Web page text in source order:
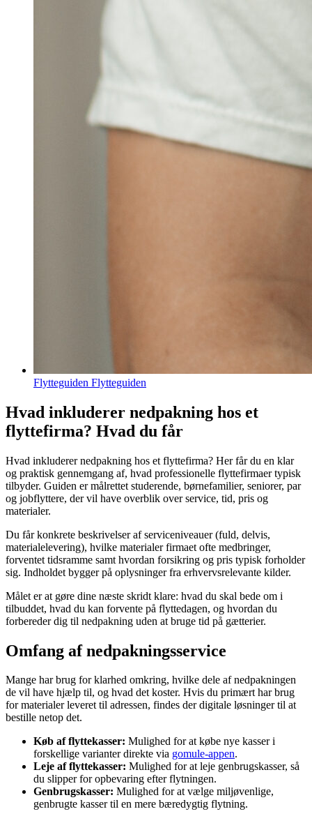
Flytteguiden Flytteguiden
Hvad inkluderer nedpakning hos et
flyttefirma? Hvad du får
Hvad inkluderer nedpakning hos et flyttefirma? Her får du en klar
og praktisk gennemgang af, hvad professionelle flyttefirmaer typisk
tilbyder. Guiden er målrettet studerende, børnefamilier, seniorer, par
og jobflyttere, der vil have overblik over service, tid, pris og
materialer.
Du får konkrete beskrivelser af serviceniveauer (fuld, delvis,
materialelevering), hvilke materialer firmaet ofte medbringer,
forventet tidsramme samt hvordan forsikring og pris typisk forholder
sig. Indholdet bygger på oplysninger fra erhvervsrelevante kilder.
Målet er at gøre dine næste skridt klare: hvad du skal bede om i
tilbuddet, hvad du kan forvente på flyttedagen, og hvordan du
forbereder dig til nedpakning uden at bruge tid på gætterier.
Omfang af nedpakningsservice
Mange har brug for klarhed omkring, hvilke dele af nedpakningen
de vil have hjælp til, og hvad det koster. Hvis du primært har brug
for materialer leveret til adressen, findes der digitale løsninger til at
bestille netop det.
Køb af flyttekasser: Mulighed for at købe nye kasser i
forskellige varianter direkte via gomule-appen.
Leje af flyttekasser: Mulighed for at leje genbrugskasser, så
du slipper for opbevaring efter flytningen.
Genbrugskasser: Mulighed for at vælge miljøvenlige,
genbrugte kasser til en mere bæredygtig flytning.